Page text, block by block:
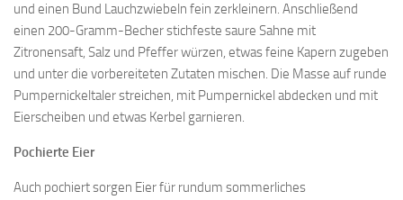
und einen Bund Lauchzwiebeln fein zerkleinern. Anschließend
einen 200-Gramm-Becher stichfeste saure Sahne mit
Zitronensaft, Salz und Pfeffer würzen, etwas feine Kapern zugeben
und unter die vorbereiteten Zutaten mischen. Die Masse auf runde
Pumpernickeltaler streichen, mit Pumpernickel abdecken und mit
Eierscheiben und etwas Kerbel garnieren.
Pochierte Eier
Auch pochiert sorgen Eier für rundum sommerliches